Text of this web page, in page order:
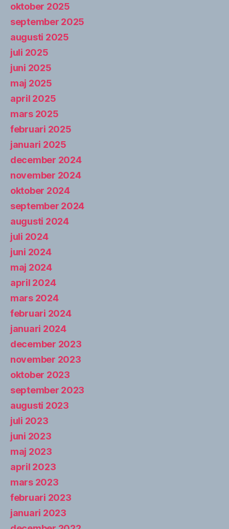
oktober 2025
september 2025
augusti 2025
juli 2025
juni 2025
maj 2025
april 2025
mars 2025
februari 2025
januari 2025
december 2024
november 2024
oktober 2024
september 2024
augusti 2024
juli 2024
juni 2024
maj 2024
april 2024
mars 2024
februari 2024
januari 2024
december 2023
november 2023
oktober 2023
september 2023
augusti 2023
juli 2023
juni 2023
maj 2023
april 2023
mars 2023
februari 2023
januari 2023